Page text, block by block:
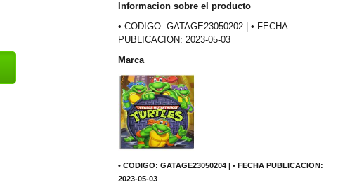
Informacion sobre el producto
• CODIGO: GATAGE23050202 | • FECHA
PUBLICACION: 2023-05-03
Marca
• CODIGO: GATAGE23050204 | • FECHA PUBLICACION:
2023-05-03